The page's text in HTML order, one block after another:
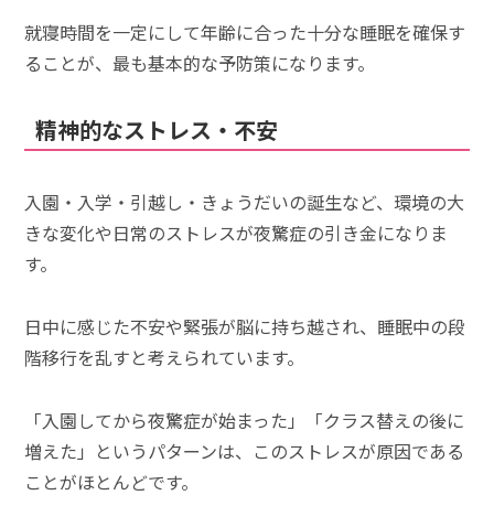
就寝時間を一定にして年齢に合った十分な睡眠を確保す
ることが、最も基本的な予防策になります。
精神的なストレス・不安
入園・入学・引越し・きょうだいの誕生など、環境の大
きな変化や日常のストレスが夜驚症の引き金になりま
す。
日中に感じた不安や緊張が脳に持ち越され、睡眠中の段
階移行を乱すと考えられています。
「入園してから夜驚症が始まった」「クラス替えの後に
増えた」というパターンは、このストレスが原因である
ことがほとんどです。